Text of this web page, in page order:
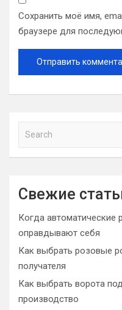
Сохранить моё имя,
браузере для
a
c
Свежие
Когда автоматические
оправдывают себя
Как выбрать розовые
получателя
Как выбрать ворота
производство